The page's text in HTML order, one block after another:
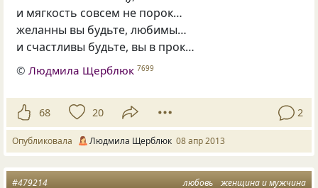
и мягкость совсем не порок…
желанны вы будьте, любимы…
и счастливы будьте, вы в прок…
©Людмила Щерблюк 7699
68 20 2
Опубликовала Людмила Щерблюк 08 апр 2013
любовь женщина и мужчина
#479214